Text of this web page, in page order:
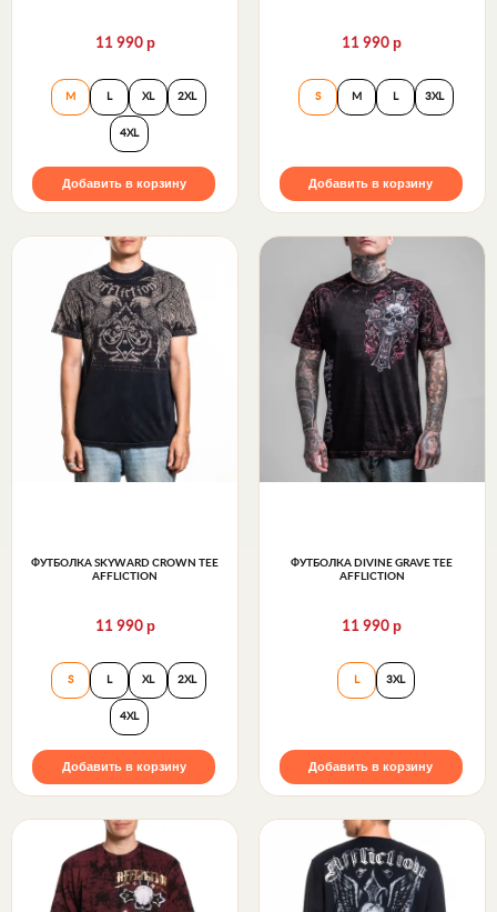
11 990 р
Футболка Immortal Scream Tee Affliction
M L XL 2XL
4XL
Добавить в корзину
11 990р
Футболка Velvet
S M L 3XL
Добавить в корзину
ФУТБОЛКА SKYWARD CROWN TEE
AFFLICTION
11 990 р
Футболка Skyward Crown Tee Affliction
S L XL 2XL
4XL
Добавить в корзину
ФУТБОЛКА DIVINE GRAVE TEE
AFFLICTION
11 990р
Футболка Divine
L 3XL
Добавить в корзину